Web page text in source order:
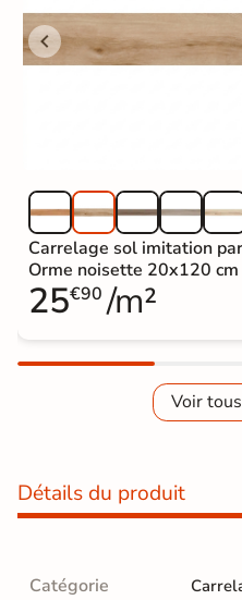
Carrelage sol imitation
Orme noisette 20x120 cm
25€90 /m²
Voir
Détails du produit
Catégorie